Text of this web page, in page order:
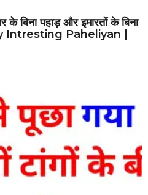
के बिना पहाड़ और इमारतों के बिना
Intresting Paheliyan |